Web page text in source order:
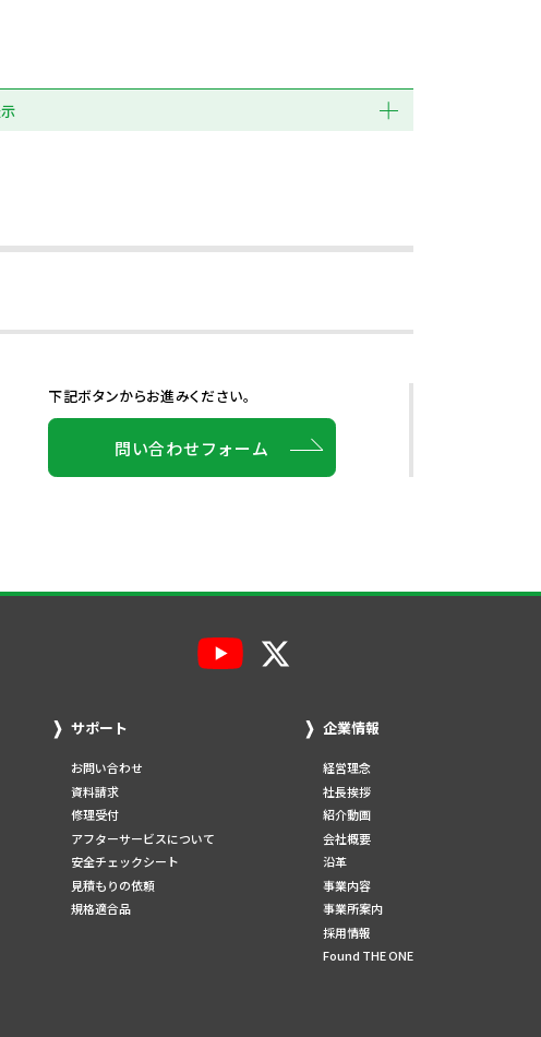
下記ボタンからお進みください。
問い合わせフォーム
サポート
お問い合わせ
資料請求
修理受付
アフターサービスについて
安全チェックシート
見積もりの依頼
規格適合品
企業情報
経営理念
社長挨拶
紹介動画
会社概要
沿革
事業内容
事業所案内
採用情報
Found THE ONE